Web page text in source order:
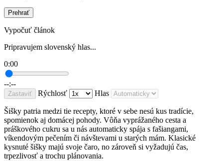
Prehrať
Vypočuť článok
Pripravujem slovenský hlas...
0:00
--:--
Zastaviť Rýchlosť Hlas
Šišky patria medzi tie recepty, ktoré v sebe nesú kus tradície,
spomienok aj domácej pohody. Vôňa vyprážaného cesta a
práškového cukru sa u nás automaticky spája s fašiangami,
víkendovým pečením či návštevami u starých mám. Klasické
kysnuté šišky majú svoje čaro, no zároveň si vyžadujú čas,
trpezlivosť a trochu plánovania.